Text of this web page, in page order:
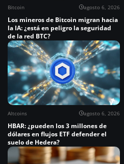
Bitcoin agosto 6, 2026
Los mineros de Bitcoin migran hacia
la IA: ¿está en peligro la seguridad
de la red BTC?
Altcoins agosto 6, 2026
HBAR: ¿pueden los 3 millones de
dólares en flujos ETF defender el
suelo de Hedera?